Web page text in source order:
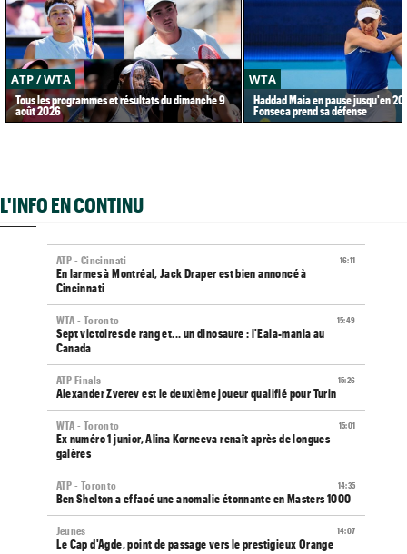
ATP / WTA
Tous les programmes et résultats du dimanche 9
août 2026
WTA
Haddad Maia en pause jusqu'en
Fonseca prend sa défense
L'INFO EN CONTINU
16:11
ATP - Cincinnati
En larmes à Montréal, Jack Draper est bien annoncé à
Cincinnati
15:49
WTA - Toronto
Sept victoires de rang et... un dinosaure : l'Eala-mania au
Canada
15:26
ATP Finals
Alexander Zverev est le deuxième joueur qualifié pour Turin
15:01
WTA - Toronto
Ex numéro 1 junior, Alina Korneeva renaît après de longues
galères
14:35
ATP - Toronto
Ben Shelton a effacé une anomalie étonnante en Masters 1000
14:07
Jeunes
Le Cap d'Agde, point de passage vers le prestigieux Orange